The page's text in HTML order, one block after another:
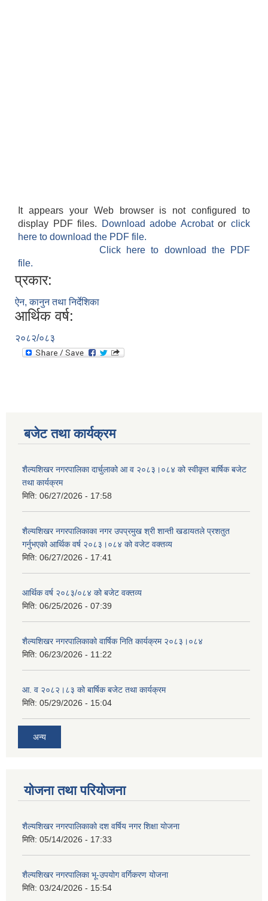
It appears your Web browser is not configured to
display PDF files.
Download adobe Acrobatorclick
here to download the PDF file.
Click here to download the PDF
file.
प्रकार:
ऐन, कानुन तथा निर्देशिका
आर्थिक वर्ष:
२०८२/०८३
बजेट तथा कार्यक्रम
शैल्यशिखर नगरपालिका दार्चुलाको आ व २०८३।०८४ को स्वीकृत बार्षिक बजेट
तथा कार्यक्रम
मिति: 06/27/2026 - 17:58
शैल्यशिखर नगरपालिकाका नगर उपप्रमुख श्री शान्ती खडायतले प्रशतुत
गर्नुभएको आर्थिक वर्ष २०८३।०८४ को वजेट वक्तव्य
मिति: 06/27/2026 - 17:41
आर्थिक वर्ष २०८३/०८४ को बजेट वक्तव्य
मिति: 06/25/2026 - 07:39
शैल्यशिखर नगरपालिकाको वार्षिक निति कार्यक्रम २०८३।०८४
मिति: 06/23/2026 - 11:22
आ. व २०८२।८३ को बार्षिक बजेट तथा कार्यक्रम
मिति: 05/29/2026 - 15:04
अन्य
योजना तथा परियोजना
शैल्यशिखर नगरपालिकाको दश वर्षिय नगर शिक्षा योजना
मिति: 05/14/2026 - 17:33
शैल्यशिखर नगरपालिका भू-उपयोग वर्गिकरण योजना
मिति: 03/24/2026 - 15:54